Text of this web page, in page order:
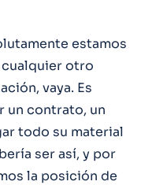
estamos
cualquier otro
vaya. Es
un contrato, un
todo su material
ser así, y por
la posición de